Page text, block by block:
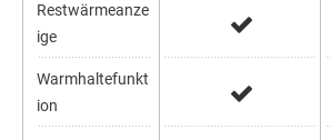
Restwärmeanze
ige
Warmhaltefunkt
ion